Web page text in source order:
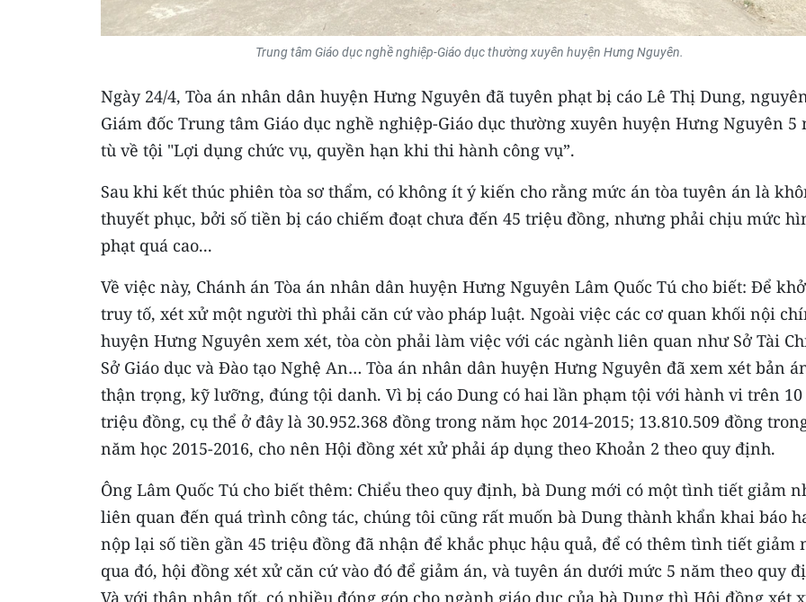
Trung tâm Giáo dục nghề nghiệp-Giáo dục thường xuyên huyện Hưng Nguyên.
Ngày 24/4, Tòa án nhân dân huyện Hưng Nguyên đã tuyên phạt bị cáo Lê Thị Dung,
Giám đốc Trung tâm Giáo dục nghề nghiệp-Giáo dục thường xuyên huyện Hưng Nguyên 5
tù về tội "Lợi dụng chức vụ, quyền hạn khi thi hành công vụ”.
Sau khi kết thúc phiên tòa sơ thẩm, có không ít ý kiến cho rằng mức án tòa tuyên án là
thuyết phục, bởi số tiền bị cáo chiếm đoạt chưa đến 45 triệu đồng, nhưng phải chịu mức
phạt quá cao...
Về việc này, Chánh án Tòa án nhân dân huyện Hưng Nguyên Lâm Quốc Tú cho biết: Để
truy tố, xét xử một người thì phải căn cứ vào pháp luật. Ngoài việc các cơ quan khối nội
huyện Hưng Nguyên xem xét, tòa còn phải làm việc với các ngành liên quan như Sở Tài
Sở Giáo dục và Đào tạo Nghệ An… Tòa án nhân dân huyện Hưng Nguyên đã xem xét bản
thận trọng, kỹ lưỡng, đúng tội danh. Vì bị cáo Dung có hai lần phạm tội với hành vi trên 10
triệu đồng, cụ thể ở đây là 30.952.368 đồng trong năm học 2014-2015; 13.810.509 đồng
năm học 2015-2016, cho nên Hội đồng xét xử phải áp dụng theo Khoản 2 theo quy định.
Ông Lâm Quốc Tú cho biết thêm: Chiểu theo quy định, bà Dung mới có một tình tiết giảm
liên quan đến quá trình công tác, chúng tôi cũng rất muốn bà Dung thành khẩn khai báo
nộp lại số tiền gần 45 triệu đồng đã nhận để khắc phục hậu quả, để có thêm tình tiết giảm
qua đó, hội đồng xét xử căn cứ vào đó để giảm án, và tuyên án dưới mức 5 năm theo quy
Và với thân nhân tốt, có nhiều đóng góp cho ngành giáo dục của bà Dung thì Hội đồng xét